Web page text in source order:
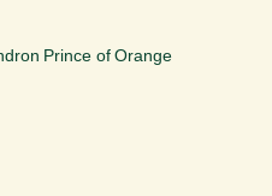
Prince of Orange